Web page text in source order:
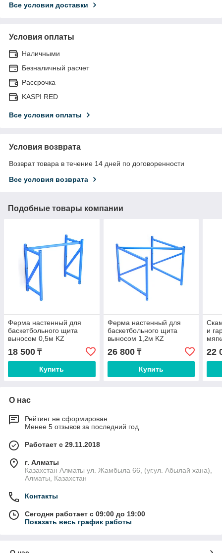
Все условия доставки
Условия оплаты
Наличными
Безналичный расчет
Рассрочка
KASPI RED
Все условия оплаты
Условия возврата
Возврат товара в течение 14 дней по договоренности
Все условия возврата
Подобные товары компании
Ферма настенный для
баскетбольного щита
выносом 0,5м KZ
18 500 ₸
Купить
Ферма настенный для
баскетбольного щита
выносом 1,2м KZ
26 800₸
Купить
и
22
О нас
Рейтинг не сформирован
Менее 5 отзывов за последний год
Работает с 29.11.2018
г. Алматы
Казахстан Алматы ул. Жамбыла 66, (уг.ул. Абылай хана),
Алматы, Казахстан
Контакты
Сегодня работает с 09:00 до 19:00
Показать весь график работы